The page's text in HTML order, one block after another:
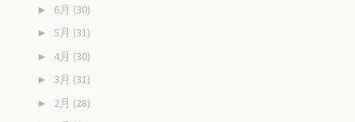
► 6月 (30)
► 5月 (31)
► 4月 (30)
► 3月 (31)
► 2月 (28)